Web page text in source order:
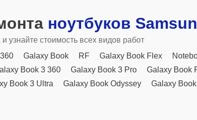
ноутбуков
узнайте стоимость всех видов работ
Galaxy Book RF Galaxy Book Flex
Book 3 360 Galaxy Book 3 Pro
Galaxy Book
Book 3 Ultra Galaxy Book Odyssey
Galaxy